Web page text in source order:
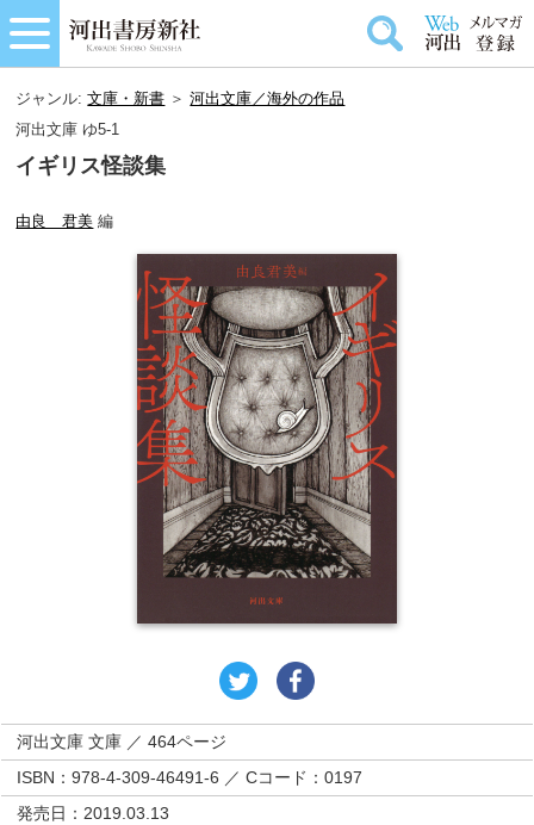
ジャンル:文庫・新書 ＞河出文庫／海外の作品
河出文庫 ゆ5-1
イギリス怪談集
由良 君美 編
河出文庫 文庫 ／ 464ページ
ISBN：978-4-309-46491-6 ／ Cコード：0197
発売日：2019.03.13